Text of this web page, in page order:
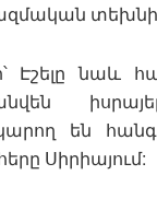
Էշելը նաև
կարող են
Սիրիայում: